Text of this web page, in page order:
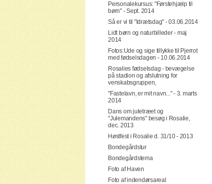
Personalekursus: "Førstehjælp til
børn" - Sept. 2014
Så er vi til "Idrætsdag" - 03.06.2014
Lidt børn og naturbilleder - maj
2014
Fotos:Ude og sige tillykke til Pjerrot
med fødselsdagen - 10.06.2014
Rosalies fødselsdag - bevægelse
på stadion og afslutning for
venskabsgruppen,
"Fastelavn, er mit navn..." - 3. marts
2014
Dans om juletræet og
"Julemandens" besøg i Rosalie,
dec. 2013
Høstfest i Rosalie d. 31/10 - 2013
Bondegårdstur
Bondegårdstema
Foto af Haven
Foto af indendørsareal